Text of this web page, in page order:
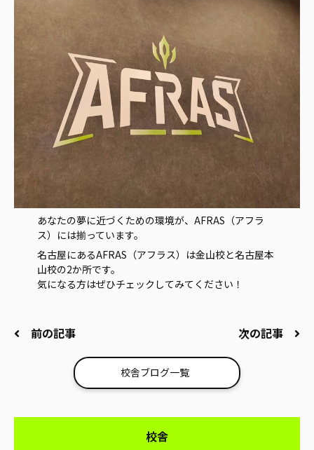
あなたの夢に近づくための環境が、AFRAS（アフラ
ス）には揃っています。
名古屋にあるAFRAS（アフラス）は金山校と名古屋本
山校の2か所です。
気になる方はぜひチェックしてみてください！
前の記事 次の記事
校舎ブログ一覧
校舎